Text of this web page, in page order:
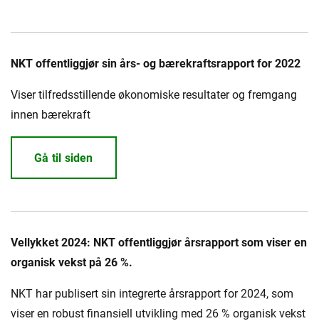
NKT offentliggjør sin års- og bærekraftsrapport for 2022
Viser tilfredsstillende økonomiske resultater og fremgang
innen bærekraft
Gå til siden
Vellykket 2024: NKT offentliggjør årsrapport som viser en
organisk vekst på 26 %.
NKT har publisert sin integrerte årsrapport for 2024, som
viser en robust finansiell utvikling med 26 % organisk vekst